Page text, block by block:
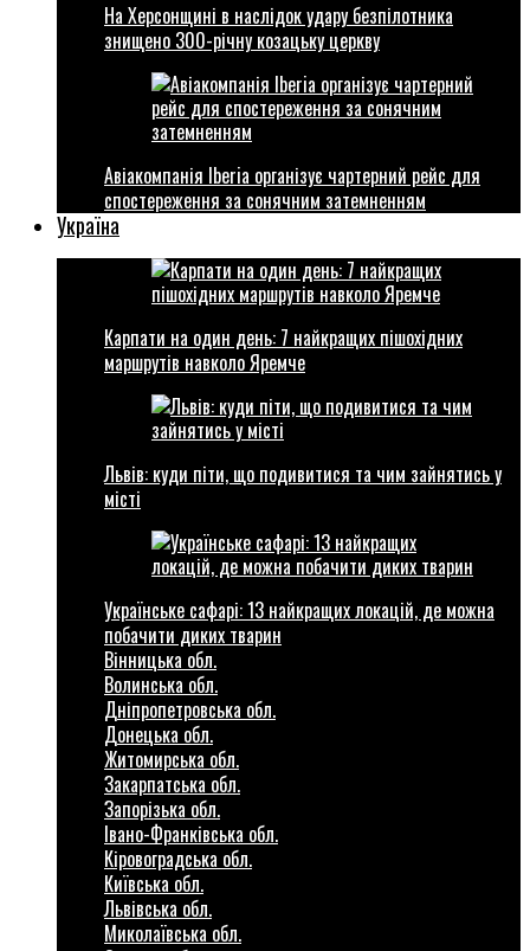
На Херсонщині в наслідок удару безпілотника
знищено 300-річну козацьку церкву
Авіакомпанія Iberia організує чартерний рейс для
спостереження за сонячним затемненням
Україна
Карпати на один день: 7 найкращих пішохідних
маршрутів навколо Яремче
Львів: куди піти, що подивитися та чим зайнятись у
місті
Українське сафарі: 13 найкращих локацій, де можна
побачити диких тварин
Вінницька обл.
Волинська обл.
Дніпропетровська обл.
Донецька обл.
Житомирська обл.
Закарпатська обл.
Запорізька обл.
Івано-Франківська обл.
Кіровоградська обл.
Київська обл.
Львівська обл.
Миколаївська обл.